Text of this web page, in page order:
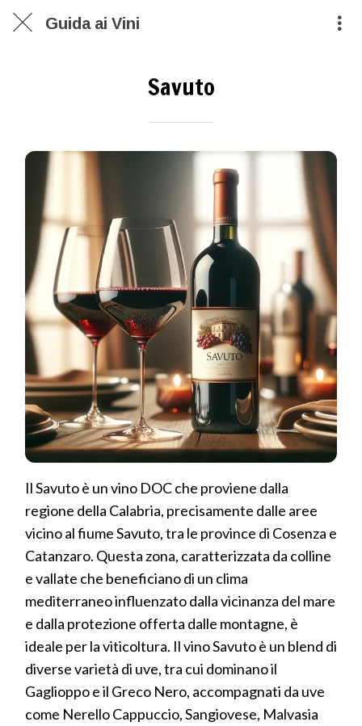
Guida ai Vini
Savuto
Il Savuto è un vino DOC che proviene dalla
regione della Calabria, precisamente dalle aree
vicino al fiume Savuto, tra le province di Cosenza e
Catanzaro. Questa zona, caratterizzata da colline
e vallate che beneficiano di un clima
mediterraneo influenzato dalla vicinanza del mare
e dalla protezione offerta dalle montagne, è
ideale per la viticoltura. Il vino Savuto è un blend di
diverse varietà di uve, tra cui dominano il
Gaglioppo e il Greco Nero, accompagnati da uve
come Nerello Cappuccio, Sangiovese, Malvasia